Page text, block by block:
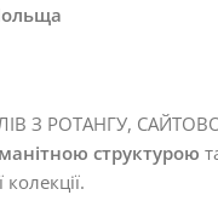
структурою